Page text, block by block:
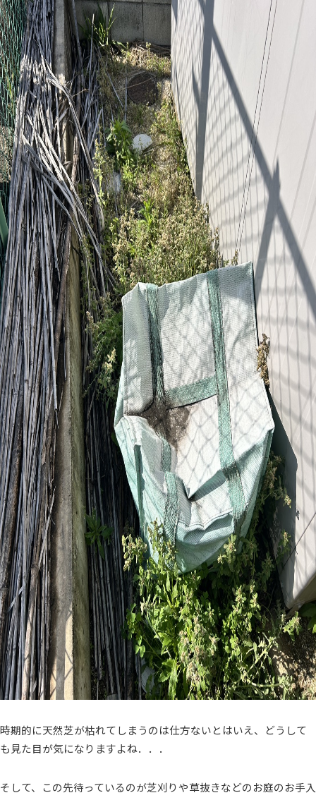
時期的に天然芝が枯れてしまうのは仕方ないとはいえ、どうして
も見た目が気になりますよね．．．
そして、この先待っているのが芝刈りや草抜きなどのお庭のお手入